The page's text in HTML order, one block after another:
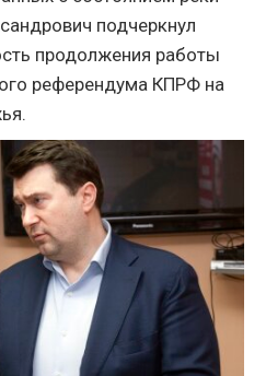
подчеркнул
продолжения работы
референдума КПРФ на